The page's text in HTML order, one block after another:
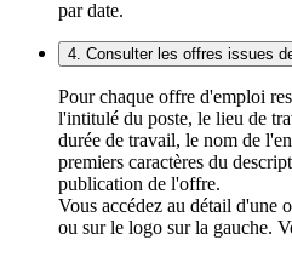
par date.
4. Consulter les offres issues
Pour chaque offre d'emploi
l'intitulé du poste, le lieu de
durée de travail, le nom de
premiers caractères du
publication de l'offre.
Vous accédez au détail d'une
ou sur le logo sur la gauche.